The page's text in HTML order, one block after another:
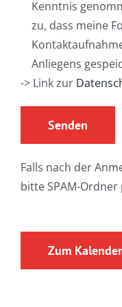
Kenntnis
zu, dass meine
Anliegens
-> Link zur
Falls nach der
bitte SPAM-Ordner
Zum